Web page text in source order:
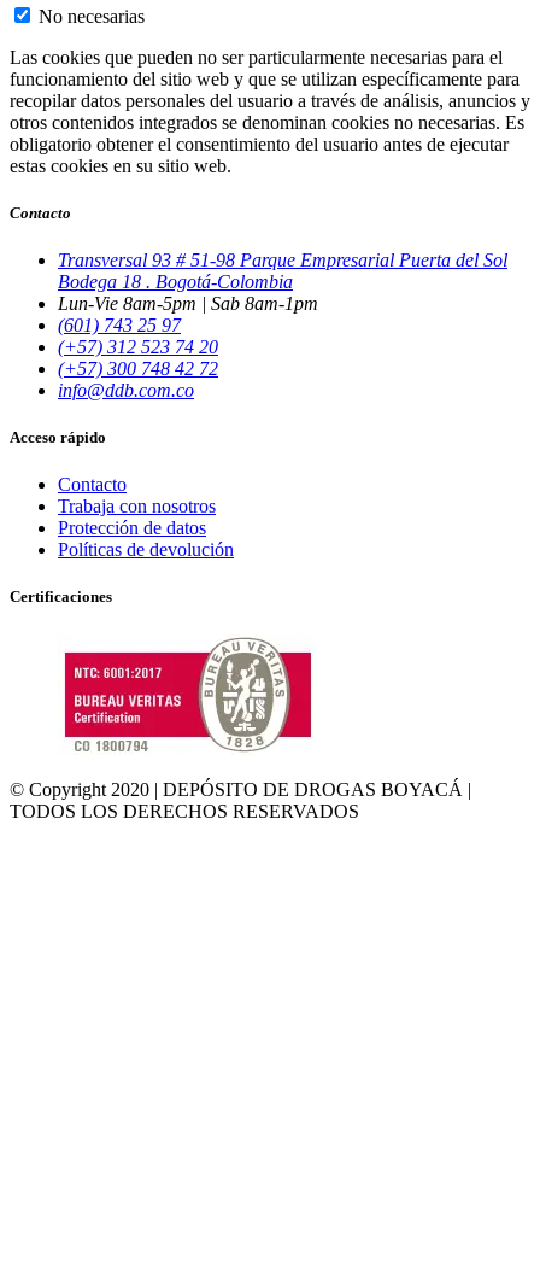
No necesarias
Las cookies que pueden no ser particularmente necesarias para el
funcionamiento del sitio web y que se utilizan específicamente para
recopilar datos personales del usuario a través de análisis, anuncios y
otros contenidos integrados se denominan cookies no necesarias. Es
obligatorio obtener el consentimiento del usuario antes de ejecutar
estas cookies en su sitio web.
Contacto
Transversal 93 # 51-98 Parque Empresarial Puerta del Sol
Bodega 18 . Bogotá-Colombia
Lun-Vie 8am-5pm | Sab 8am-1pm
(601) 743 25 97
(+57) 312 523 74 20
(+57) 300 748 42 72
info@ddb.com.co
Acceso rápido
Contacto
Trabaja con nosotros
Protección de datos
Políticas de devolución
Certificaciones
© Copyright 2020 | DEPÓSITO DE DROGAS BOYACÁ |
TODOS LOS DERECHOS RESERVADOS